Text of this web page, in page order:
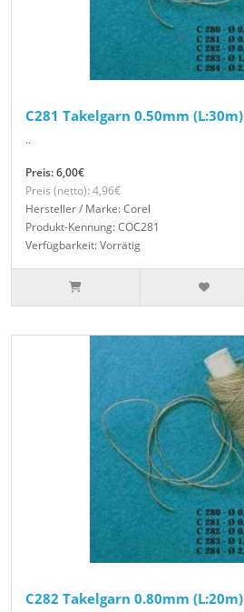
C281 Takelgarn 0.50mm (L:30m)
..
Preis: 6,00€
Preis (netto): 4,96€
Hersteller / Marke: Corel
Produkt-Kennung: COC281
Verfügbarkeit: Vorrätig
C282 Takelgarn 0.80mm (L:20m)